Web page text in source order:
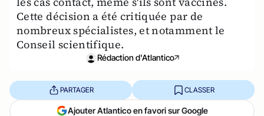
Cette décision a été critiquée par de
nombreux spécialistes, et notamment le
Conseil scientifique.
Rédaction d'Atlantico
PARTAGER CLASSER
Ajouter Atlantico en favori sur Google